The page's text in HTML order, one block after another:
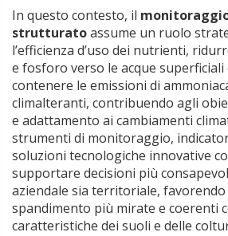
In questo contesto, il
strutturatoassume un ruolo
l’efficienza d’uso dei nutrienti,
e fosforo verso le acque
contenere le emissioni di
climalteranti, contribuendo agli
e adattamento ai cambiamenti
strumenti di monitoraggio,
soluzioni tecnologiche innovative
supportare decisioni più
aziendale sia territoriale,
spandimento più mirate e coerenti
caratteristiche dei suoli e delle